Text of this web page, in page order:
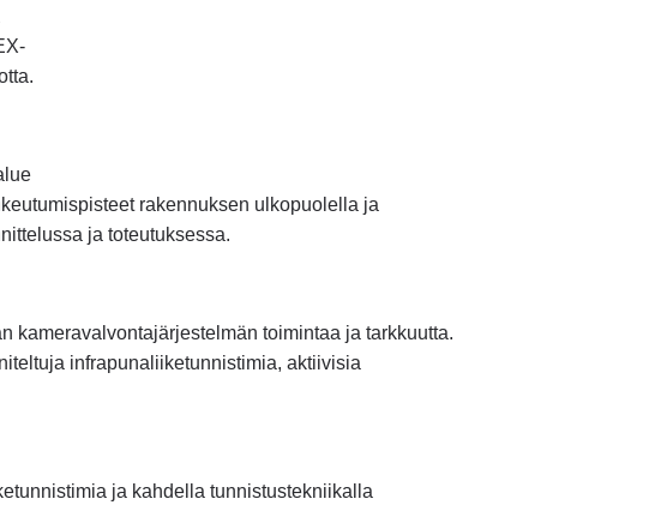
rakennuksen ulkopuolella ja
ja toteutuksessa.
kameravalvontajärjestelmän toimintaa ja tarkkuutta.
infrapunaliiketunnistimia, aktiivisia
ja kahdella tunnistustekniikalla